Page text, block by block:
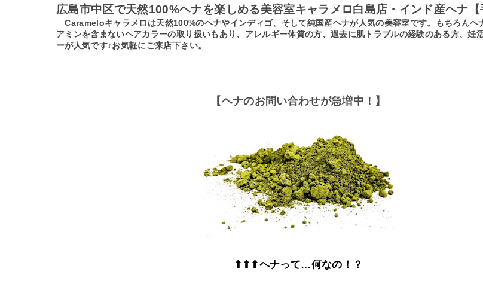
広島市中区で天然100%ヘナを楽しめる美容室キャラメロ白島店・インド産ヘナ
Carameloキャラメロは天然100%のヘナやインディゴ、そして純国産ヘナが人気の美容室です。もちろん
アミンを含まないヘアカラーの取り扱いもあり、アレルギー体質の方、過去に肌トラブルの経験のある方、
ーが人気です♪お気軽にご来店下さい。
【ヘナのお問い合わせが急増中！】
⬆⬆⬆ヘナって…何なの！？